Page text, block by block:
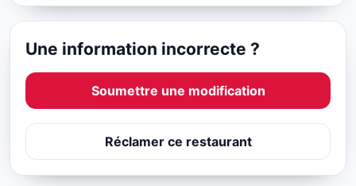
Une information incorrecte ?
Soumettre une modification
Réclamer ce restaurant